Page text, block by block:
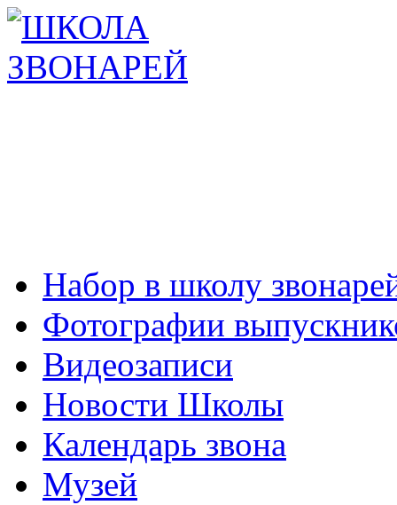
Набор в школу
Фотографии
Видеозаписи
Новости Школы
Календарь звона
Музей